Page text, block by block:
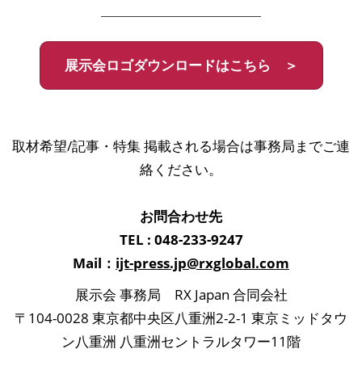
展示会ロゴダウンロードはこちら ＞
取材希望/記事・特集 掲載される場合は事務局までご連
絡ください。
お問合わせ先
TEL : 048-233-9247
Mail： ijt-press.jp@rxglobal.com
展示会 事務局 RX Japan 合同会社
〒104-0028 東京都中央区八重洲2-2-1 東京ミッドタウ
ン八重洲 八重洲セントラルタワー11階